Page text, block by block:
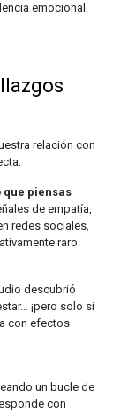
emocional.
relación con
que piensas
de empatía,
redes sociales,
raro.
descubrió
¡pero solo si
con efectos
un bucle de
con